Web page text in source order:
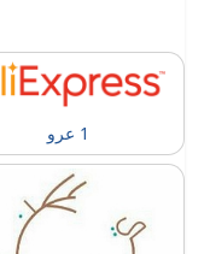
1 عرو